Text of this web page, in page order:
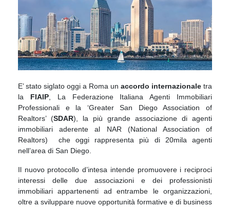
E’ stato siglato oggi a Roma un accordo internazionale tra
la FIAIP, La Federazione Italiana Agenti Immobiliari
Professionali e la ‘Greater San Diego Association of
Realtors’ (SDAR), la più grande associazione di agenti
immobiliari aderente al NAR (National Association of
Realtors) che oggi rappresenta più di 20mila agenti
nell’area di San Diego.
Il nuovo protocollo d’intesa intende promuovere i reciproci
interessi delle due associazioni e dei professionisti
immobiliari appartenenti ad entrambe le organizzazioni,
oltre a sviluppare nuove opportunità formative e di business